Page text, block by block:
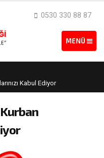
0530 330 88 87
Kabul Ediyor